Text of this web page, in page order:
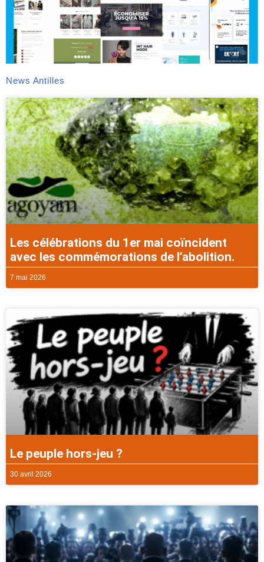
News Antilles
Les célébrations du 1er mai coïncident
avec les commémorations de l’abolition.
7 mai 2026
Le peuple hors-jeu ?
30 avril 2026